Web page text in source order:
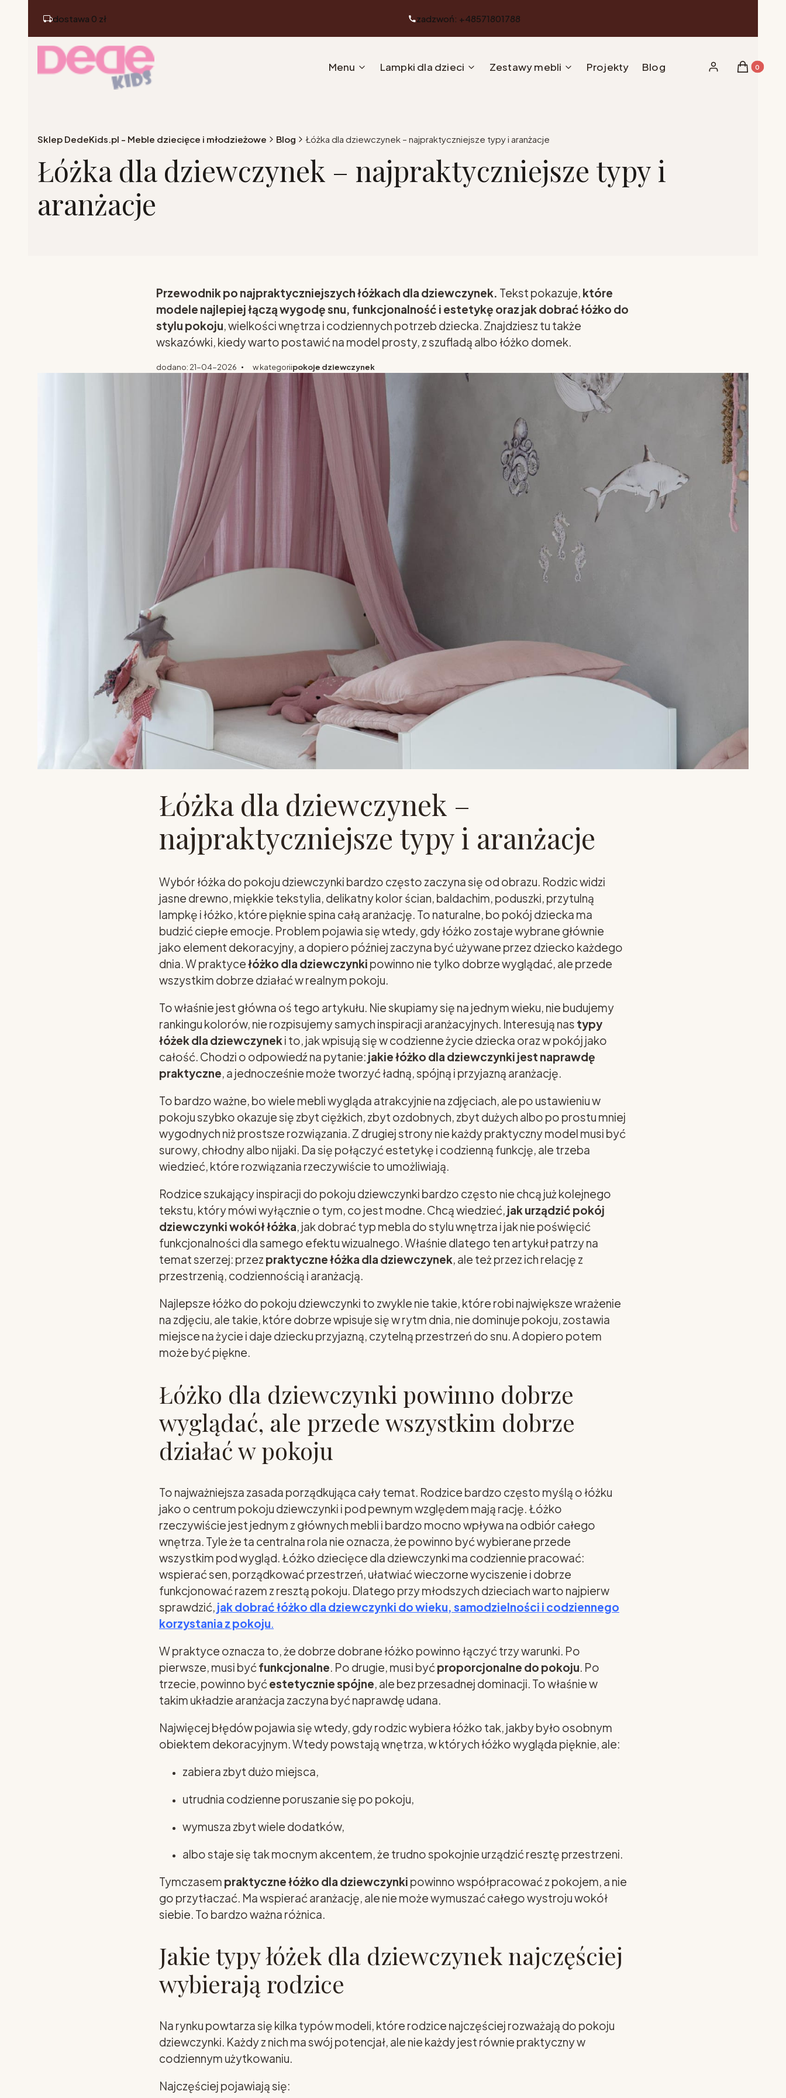
dostawa 0 zł zadzwoń: +48571801788
Menu Lampki dla dzieci Zestawy mebli Projekty Blog Zaloguj sięProdukty
Koszyk
Sklep DedeKids.pl - Meble dziecięce i młodzieżowe Blog Łóżka dla dziewczynek – najpraktyczniejsze typy i aranżacje
Łóżka dla dziewczynek – najpraktyczniejsze typy i
aranżacje
Przewodnik po najpraktyczniejszych łóżkach dla dziewczynek. Tekst pokazuje, które
modele najlepiej łączą wygodę snu, funkcjonalność i estetykę oraz jak dobrać łóżko do
stylu pokoju, wielkości wnętrza i codziennych potrzeb dziecka. Znajdziesz tu także
wskazówki, kiedy warto postawić na model prosty, z szufladą albo łóżko domek.
dodano: 21-04-2026 w kategoriipokoje dziewczynek
Łóżka dla dziewczynek –
najpraktyczniejsze typy i aranżacje
Wybór łóżka do pokoju dziewczynki bardzo często zaczyna się od obrazu. Rodzic widzi
jasne drewno, miękkie tekstylia, delikatny kolor ścian, baldachim, poduszki, przytulną
lampkę i łóżko, które pięknie spina całą aranżację. To naturalne, bo pokój dziecka ma
budzić ciepłe emocje. Problem pojawia się wtedy, gdy łóżko zostaje wybrane głównie
jako element dekoracyjny, a dopiero później zaczyna być używane przez dziecko każdego
dnia. W praktycełóżko dla dziewczynki powinno nie tylko dobrze wyglądać, ale przede
wszystkim dobrze działać w realnym pokoju.
To właśnie jest główna oś tego artykułu. Nie skupiamy się na jednym wieku, nie budujemy
rankingu kolorów, nie rozpisujemy samych inspiracji aranżacyjnych. Interesują nas typy
łóżek dla dziewczyneki to, jak wpisują się w codzienne życie dziecka oraz w pokój jako
całość. Chodzi o odpowiedź na pytanie: jakie łóżko dla dziewczynki jest naprawdę
praktyczne, a jednocześnie może tworzyć ładną, spójną i przyjazną aranżację.
To bardzo ważne, bo wiele mebli wygląda atrakcyjnie na zdjęciach, ale po ustawieniu w
pokoju szybko okazuje się zbyt ciężkich, zbyt ozdobnych, zbyt dużych albo po prostu mniej
wygodnych niż prostsze rozwiązania. Z drugiej strony nie każdy praktyczny model musi być
surowy, chłodny albo nijaki. Da się połączyć estetykę i codzienną funkcję, ale trzeba
wiedzieć, które rozwiązania rzeczywiście to umożliwiają.
Rodzice szukający inspiracji do pokoju dziewczynki bardzo często nie chcą już kolejnego
tekstu, który mówi wyłącznie o tym, co jest modne. Chcą wiedzieć, jak urządzić pokój
dziewczynki wokół łóżka, jak dobrać typ mebla do stylu wnętrza i jak nie poświęcić
funkcjonalności dla samego efektu wizualnego. Właśnie dlatego ten artykuł patrzy na
temat szerzej: przez praktyczne łóżka dla dziewczynek, ale też przez ich relację z
przestrzenią, codziennością i aranżacją.
Najlepsze łóżko do pokoju dziewczynki to zwykle nie takie, które robi największe wrażenie
na zdjęciu, ale takie, które dobrze wpisuje się w rytm dnia, nie dominuje pokoju, zostawia
miejsce na życie i daje dziecku przyjazną, czytelną przestrzeń do snu. A dopiero potem
może być piękne.
Łóżko dla dziewczynki powinno dobrze
wyglądać, ale przede wszystkim dobrze
działać w pokoju
To najważniejsza zasada porządkująca cały temat. Rodzice bardzo często myślą o łóżku
jako o centrum pokoju dziewczynki i pod pewnym względem mają rację. Łóżko
rzeczywiście jest jednym z głównych mebli i bardzo mocno wpływa na odbiór całego
wnętrza. Tyle że ta centralna rola nie oznacza, że powinno być wybierane przede
wszystkim pod wygląd. Łóżko dziecięce dla dziewczynki ma codziennie pracować:
wspierać sen, porządkować przestrzeń, ułatwiać wieczorne wyciszenie i dobrze
funkcjonować razem z resztą pokoju. Dlatego przy młodszych dzieciach warto najpierw
sprawdzić, jak dobrać łóżko dla dziewczynki do wieku, samodzielności i codziennego
korzystania z pokoju.
W praktyce oznacza to, że dobrze dobrane łóżko powinno łączyć trzy warunki. Po
pierwsze, musi byćfunkcjonalne. Po drugie, musi byćproporcjonalne do pokoju. Po
trzecie, powinno byćestetycznie spójne, ale bez przesadnej dominacji. To właśnie w
takim układzie aranżacja zaczyna być naprawdę udana.
Najwięcej błędów pojawia się wtedy, gdy rodzic wybiera łóżko tak, jakby było osobnym
obiektem dekoracyjnym. Wtedy powstają wnętrza, w których łóżko wygląda pięknie, ale:
zabiera zbyt dużo miejsca,
utrudnia codzienne poruszanie się po pokoju,
wymusza zbyt wiele dodatków,
albo staje się tak mocnym akcentem, że trudno spokojnie urządzić resztę przestrzeni.
Tymczasem praktyczne łóżko dla dziewczynki powinno współpracować z pokojem, a nie
go przytłaczać. Ma wspierać aranżację, ale nie może wymuszać całego wystroju wokół
siebie. To bardzo ważna różnica.
Jakie typy łóżek dla dziewczynek najczęściej
wybierają rodzice
Na rynku powtarza się kilka typów modeli, które rodzice najczęściej rozważają do pokoju
dziewczynki. Każdy z nich ma swój potencjał, ale nie każdy jest równie praktyczny w
codziennym użytkowaniu.
Najczęściej pojawiają się: